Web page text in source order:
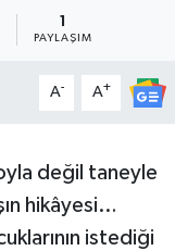
PAYLAŞIM
A- A+
değil taneyle
hikâyesi…
istediği